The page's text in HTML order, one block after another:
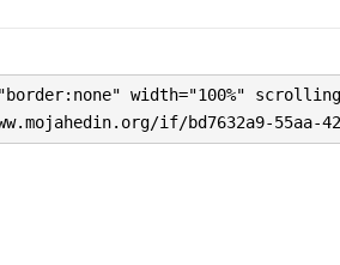
width="100%"
if/bd7632a9-55aa-